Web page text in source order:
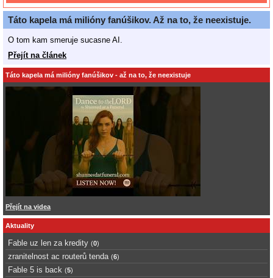
Táto kapela má milióny fanúšikov. Až na to, že neexistuje.
O tom kam smeruje sucasne AI.
Přejít na článek
Táto kapela má milióny fanúšikov - až na to, že neexistuje
Přejít na videa
Aktuality
Fable uz len za kredity (0)
zranitelnost ac routerů tenda (6)
Fable 5 is back (5)